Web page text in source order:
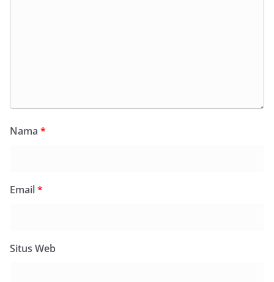
Nama *
Email*
Situs Web